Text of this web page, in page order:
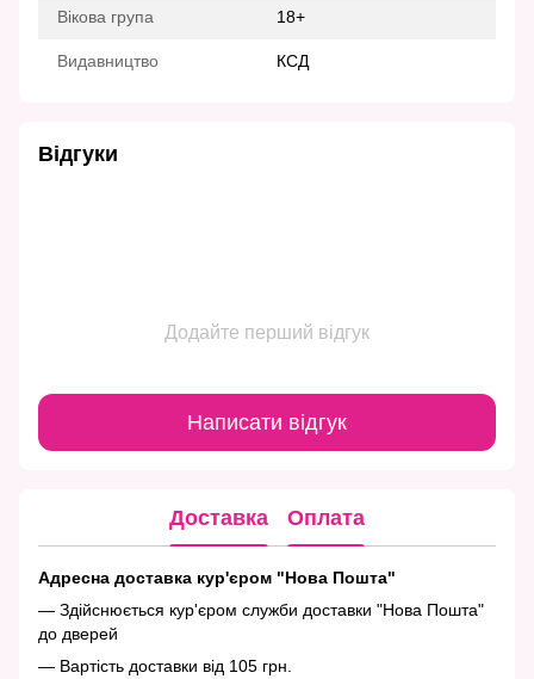
Вікова група 18+
Видавництво КСД
Відгуки
Додайте перший відгук
Написати відгук
Доставка Оплата
Адресна доставка кур'єром "Нова Пошта"
— Здійснюється кур'єром служби доставки "Нова Пошта"
до дверей
— Вартість доставки від 105 грн.